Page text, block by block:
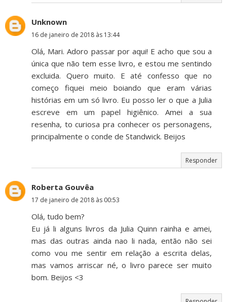
Unknown
16 de janeiro de 2018 às 13:44
Olá, Mari. Adoro passar por aqui! E acho que sou a
única que não tem esse livro, e estou me sentindo
excluida. Quero muito. E até confesso que no
começo fiquei meio boiando que eram várias
histórias em um só livro. Eu posso ler o que a Julia
escreve em um papel higiênico. Amei a sua
resenha, to curiosa pra conhecer os personagens,
principalmente o conde de Standwick. Beijos
Responder
Roberta Gouvêa
17 de janeiro de 2018 às 00:53
Olá, tudo bem?
Eu já li alguns livros da Julia Quinn rainha e amei,
mas das outras ainda nao li nada, então não sei
como vou me sentir em relação a escrita delas,
mas vamos arriscar né, o livro parece ser muito
bom. Beijos <3